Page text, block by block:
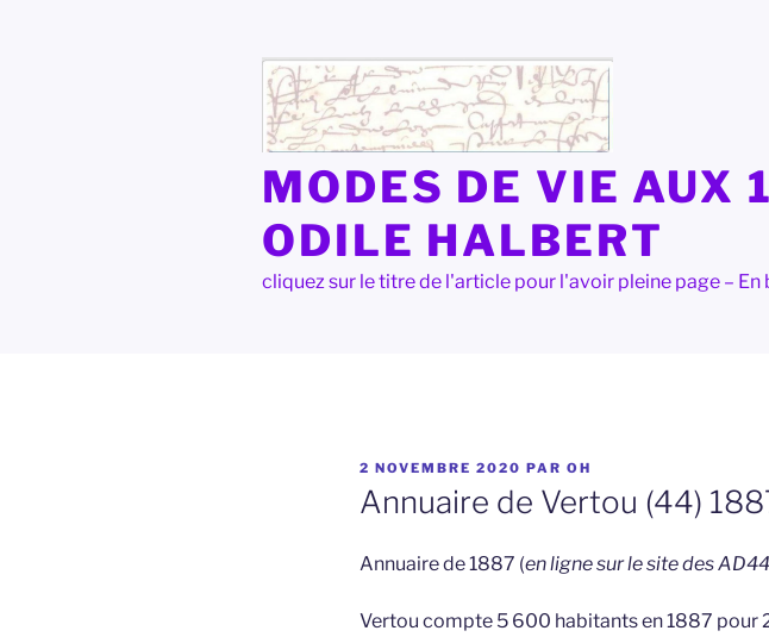
MODES DE VIE AUX
ODILE HALBERT
cliquez sur le titre de l'article pour l'avoir pleine page –
PUBLIÉ
LE
2 NOVEMBRE 2020 PAR OH
Annuaire de Vertou (44)
Annuaire de 1887 (en ligne sur le site des
Vertou compte 5 600 habitants en 1887 pour